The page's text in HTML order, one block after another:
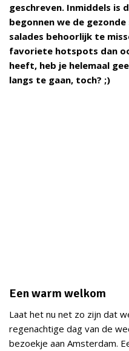
geschreven. Inmiddels is
begonnen we de
salades behoorlijk te
favoriete hotspots dan
heeft, heb je helemaal
langs te gaan, toch? ;)
Een warm welkom
Laat het nu net zo zijn dat
regenachtige dag van de
bezoekje aan Amsterdam.